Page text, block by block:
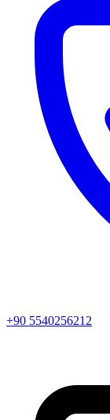
+90 5540256212